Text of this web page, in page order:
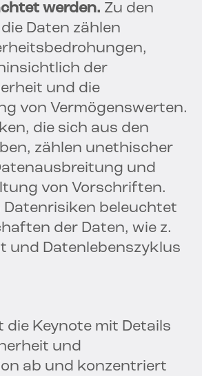
werden. Zu den
Daten zählen
der
und die
von Vermögenswerten.
die sich aus den
zählen unethischer
und
von Vorschriften.
Datenrisiken beleuchtet
der Daten, wie z.
und Datenlebenszyklus
die Keynote mit Details
und
ab und konzentriert